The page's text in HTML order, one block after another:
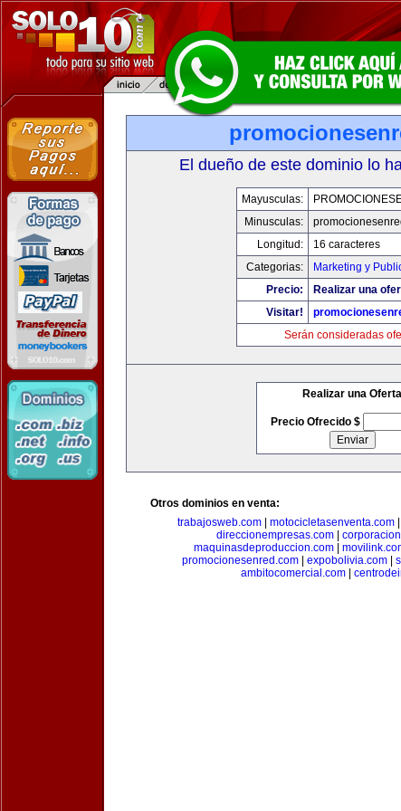
El dueño de este dominio lo
Mayusculas:
Minusculas:
Longitud:
16 caracteres
Categorias:
Marketing y
Precio:
Realizar una
Visitar!
Serán consideradas
Realizar una Oferta
Precio Ofrecido $
Otros dominios en venta:
trabajosweb.com| motocicletasenventa.com|
direccionempresas.com|
maquinasdeproduccion.com
promocionesenred.com| expobolivia.com|
ambitocomercial.com